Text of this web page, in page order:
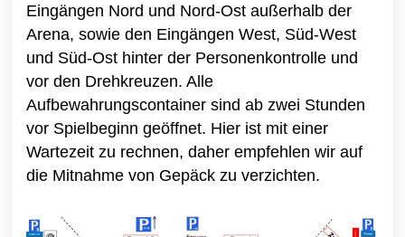
Eingängen Nord und Nord-Ost außerhalb der
Arena, sowie den Eingängen West, Süd-West
und Süd-Ost hinter der Personenkontrolle und
vor den Drehkreuzen. Alle
Aufbewahrungscontainer sind ab zwei Stunden
vor Spielbeginn geöffnet. Hier ist mit einer
Wartezeit zu rechnen, daher empfehlen wir auf
die Mitnahme von Gepäck zu verzichten.